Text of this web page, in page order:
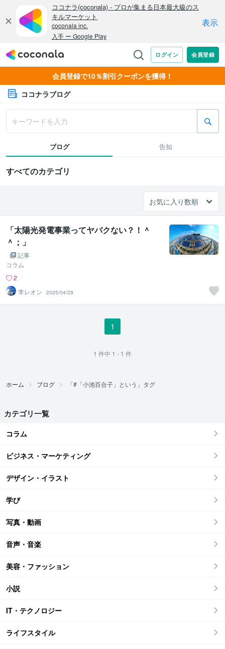
会員登録で10％割引クーポンを獲得！
ココナラブログ
ブログ 告知
すべてのカテゴリ
「太陽光発電事業ってヤバクない？！＾
＾；」
記事
コラム
2
李レオン
2025/04/29
1
1 件中 1 - 1 件
ホーム ブログ 「#「小池百合子」という」タグ
カテゴリ一覧
コラム
ビジネス・マーケティング
デザイン・イラスト
学び
写真・動画
音声・音楽
美容・ファッション
小説
IT・テクノロジー
ライフスタイル